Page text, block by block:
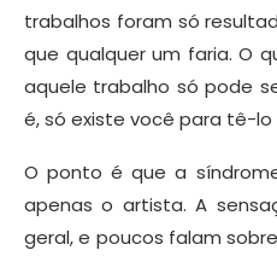
trabalhos foram só
que qualquer um faria. O
aquele trabalho só pode
é, só existe você para tê-
O ponto é que a
apenas o artista. A
geral, e poucos falam